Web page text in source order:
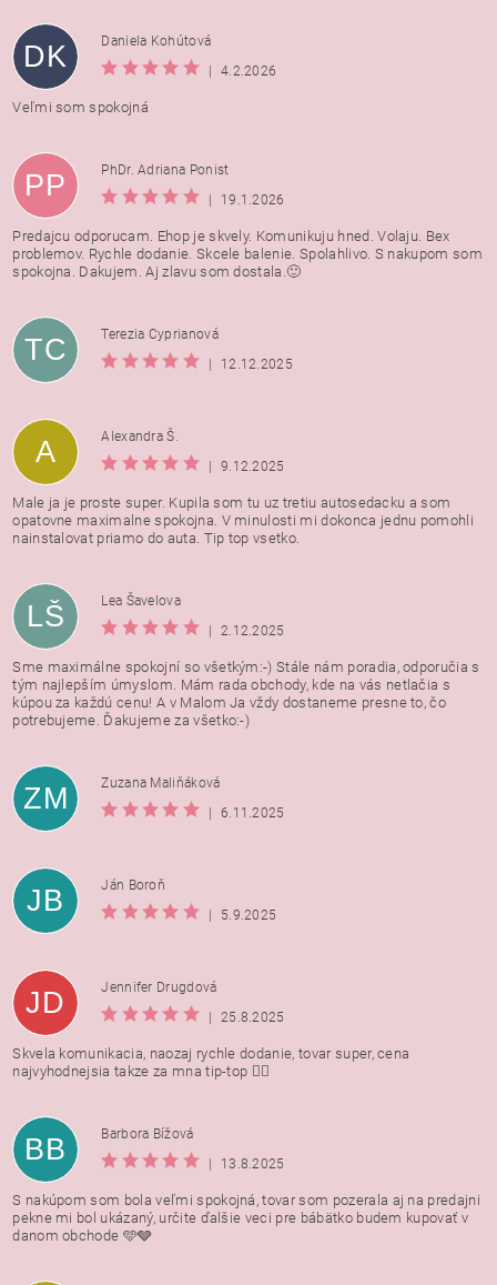
DK
Daniela Kohútová
|
4.2.2026
Veľmi som spokojná
PP
PhDr. Adriana Ponist
|
19.1.2026
Predajcu odporucam. Ehop je skvely. Komunikuju hned. Volaju. Bex
problemov. Rychle dodanie. Skcele balenie. Spolahlivo. S nakupom som
spokojna. Dakujem. Aj zlavu som dostala.🙂
TC
Terezia Cyprianová
|
12.12.2025
A
Alexandra Š.
|
9.12.2025
Male ja je proste super. Kupila som tu uz tretiu autosedacku a som
opatovne maximalne spokojna. V minulosti mi dokonca jednu pomohli
nainstalovat priamo do auta. Tip top vsetko.
LŠ
Lea Šavelova
|
2.12.2025
Sme maximálne spokojní so všetkým:-) Stále nám poradia, odporučia s
tým najlepším úmyslom. Mám rada obchody, kde na vás netlačia s
kúpou za každú cenu! A v Malom Ja vždy dostaneme presne to, čo
potrebujeme. Ďakujeme za všetko:-)
ZM
Zuzana Maliňáková
|
6.11.2025
JB
Ján Boroň
|
5.9.2025
JD
Jennifer Drugdová
|
25.8.2025
Skvela komunikacia, naozaj rychle dodanie, tovar super, cena
najvyhodnejsia takze za mna tip-top 👍🏻
BB
Barbora Bížová
|
13.8.2025
S nakúpom som bola veľmi spokojná, tovar som pozerala aj na predajni
pekne mi bol ukázaný, určite ďalšie veci pre bábätko budem kupovať v
danom obchode 🩵🩶